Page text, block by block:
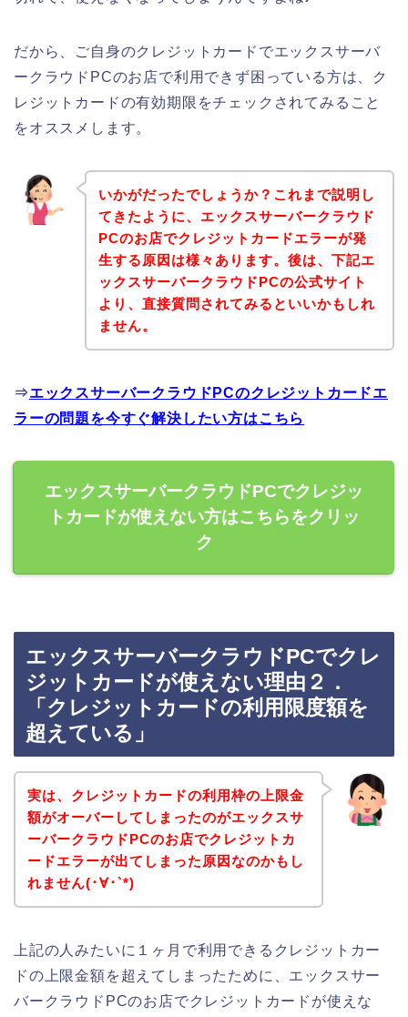
だから、ご自身のクレジットカードでエックスサーバ
ークラウドPCのお店で利用できず困っている方は、ク
レジットカードの有効期限をチェックされてみること
をオススメします。
いかがだったでしょうか？これまで説明し
てきたように、エックスサーバークラウド
PCのお店でクレジットカードエラーが発
生する原因は様々あります。後は、下記エ
ックスサーバークラウドPCの公式サイト
より、直接質問されてみるといいかもしれ
ません。
⇒エックスサーバークラウドPCのクレジットカードエ
ラーの問題を今すぐ解決したい方はこちら
エックスサーバークラウドPCでクレジッ
トカードが使えない方はこちらをクリッ
ク
エックスサーバークラウドPCでクレ
ジットカードが使えない理由２．
「クレジットカードの利用限度額を
超えている」
実は、クレジットカードの利用枠の上限金
額がオーバーしてしまったのがエックスサ
ーバークラウドPCのお店でクレジットカ
ードエラーが出てしまった原因なのかもし
れません(･∀･`*)
上記の人みたいに１ヶ月で利用できるクレジットカー
ドの上限金額を超えてしまったために、エックスサー
バークラウドPCのお店でクレジットカードが使えな